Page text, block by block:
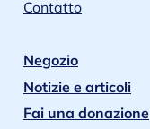
Contatto
Negozio
Notizie e articoli
Fai una donazione